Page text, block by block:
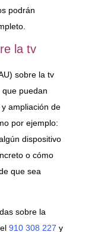
podrán
la tv
sobre la tv
puedan
ampliación de
por ejemplo:
dispositivo
o cómo
que sea
sobre la
910 308 227 y